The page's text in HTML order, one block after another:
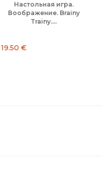
Настольная игра.
Фефекты фикции. DoJoy
29.00 €